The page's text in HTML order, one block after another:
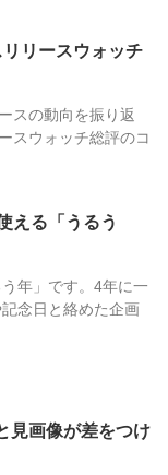
リースウォッチ
スの動向を振り返
スウォッチ総評のコ
える「うるう
年」です。4年に一
念日と絡めた企画
見画像が差をつけ